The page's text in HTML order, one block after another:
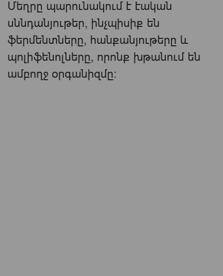
Մեղրը պարունակում է էական
սննդանյութեր, ինչպիսիք են
ֆերմենտները, հանքանյութերը և
պոլիֆենոլները, որոնք խթանում են
ամբողջ օրգանիզմը: